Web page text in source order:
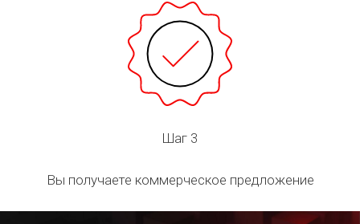
Шаг 3
Вы получаете коммерческое предложение